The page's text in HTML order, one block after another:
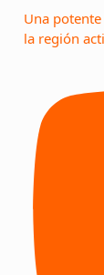
Una
la región